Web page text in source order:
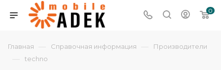
0
Главная — Справочная информация — Производители
— techno